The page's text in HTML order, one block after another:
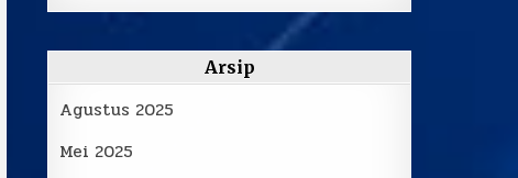
Arsip
Agustus 2025
Mei 2025